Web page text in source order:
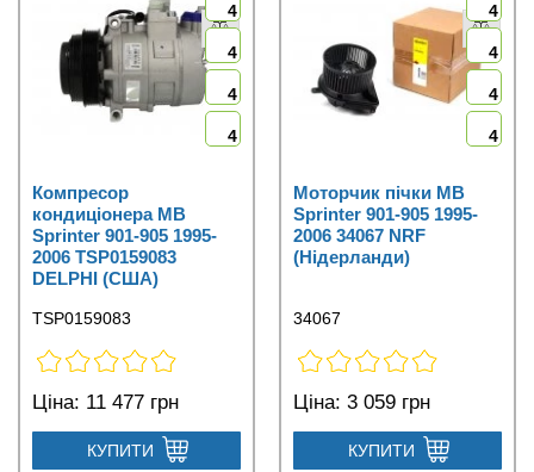
4
4
4
4
Компресор
кондиціонера MB
Sprinter 901-905 1995-
2006 TSP0159083
DELPHI (США)
TSP0159083
Ціна: 11 477 грн
КУПИТИ
4
4
4
4
Моторчик пічки MB
Sprinter 901-905 1995-
2006 34067 NRF
(Нідерланди)
34067
Ціна: 3 059 грн
КУПИТИ